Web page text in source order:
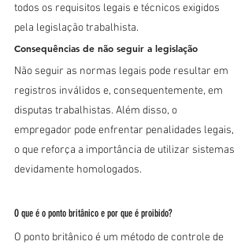
todos os requisitos legais e técnicos exigidos
pela legislação trabalhista.
Consequências de não seguir a legislação
Não seguir as normas legais pode resultar em
registros inválidos e, consequentemente, em
disputas trabalhistas. Além disso, o
empregador pode enfrentar penalidades legais,
o que reforça a importância de utilizar sistemas
devidamente homologados.
O que é o ponto britânico e por que é proibido?
O ponto britânico é um método de controle de